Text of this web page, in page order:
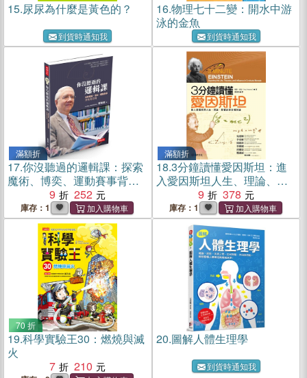
15.尿尿為什麼是黃色的？
到貨時通知我
16.物理七十二變：開水中游
泳的金魚
到貨時通知我
滿額折
17.你沒聽過的邏輯課：探索
魔術、博奕、運動賽事背後
9 252
庫存：1
滿額折
18.3分鐘讀懂愛因斯坦：進
入愛因斯坦人生、理論、影
響的時空相對論
9 378
庫存：1
70 折
19.科學實驗王30：燃燒與滅
火
7
210
20.圖解人體生理學
到貨時通知我